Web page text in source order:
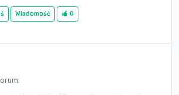
Wiadomość 0